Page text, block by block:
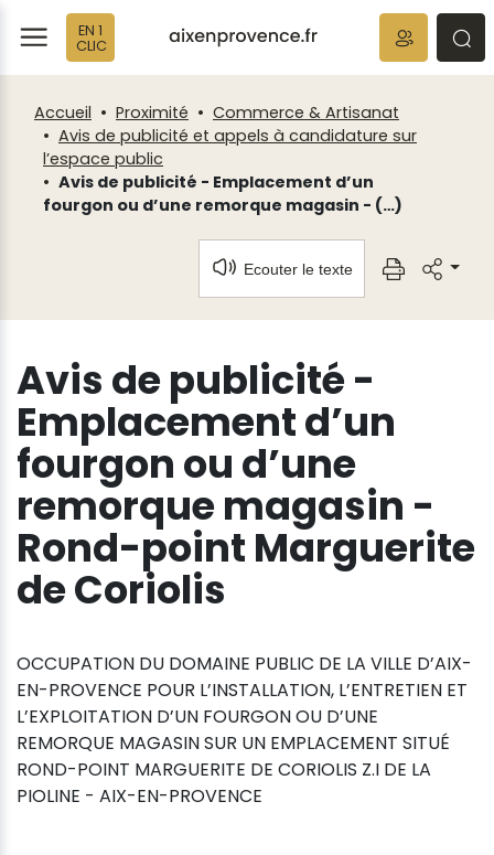
EN 1
CLIC
Accueil Proximité
Commerce & Artisanat
Avis de publicité et appels à candidature sur
l’espace public
Avis de publicité - Emplacement d’un
fourgon ou d’une remorque magasin - (…)
Ecouter le texte
Avis de publicité -
Emplacement d’un
fourgon ou d’une
remorque magasin -
Rond-point Marguerite
de Coriolis
OCCUPATION DU DOMAINE PUBLIC DE LA VILLE D’AIX-
EN-PROVENCE POUR L’INSTALLATION, L’ENTRETIEN ET
L’EXPLOITATION D’UN FOURGON OU D’UNE
REMORQUE MAGASIN SUR UN EMPLACEMENT SITUÉ
ROND-POINT MARGUERITE DE CORIOLIS Z.I DE LA
PIOLINE - AIX-EN-PROVENCE
Fenêtre
de
chat
Panneau de gestion des cookies